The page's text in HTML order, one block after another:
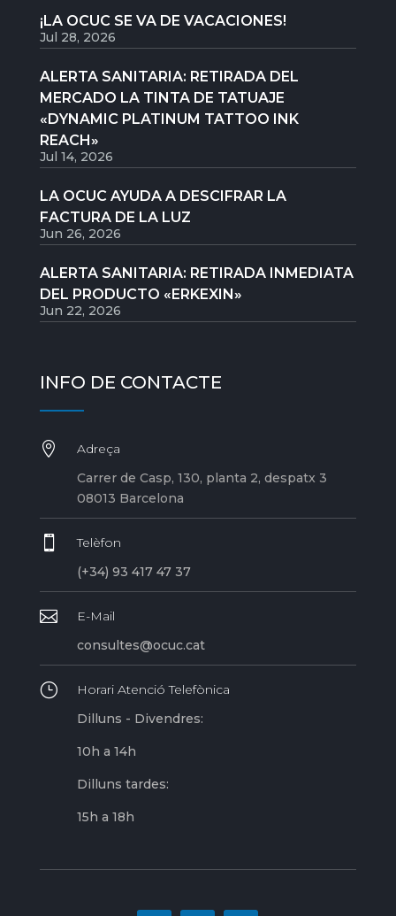
¡LA OCUC SE VA DE VACACIONES!
Jul 28, 2026
ALERTA SANITARIA: RETIRADA DEL
MERCADO LA TINTA DE TATUAJE
«DYNAMIC PLATINUM TATTOO INK
REACH»
Jul 14, 2026
LA OCUC AYUDA A DESCIFRAR LA
FACTURA DE LA LUZ
Jun 26, 2026
ALERTA SANITARIA: RETIRADA INMEDIATA
DEL PRODUCTO «ERKEXIN»
Jun 22, 2026
INFO DE CONTACTE

Adreça
Carrer de Casp, 130, planta 2, despatx 3
08013 Barcelona

Telèfon
(+34) 93 417 47 37

E-Mail
consultes@ocuc.cat
}
Horari Atenció Telefònica
Dilluns - Divendres:
10h a 14h
Dilluns tardes:
15h a 18h